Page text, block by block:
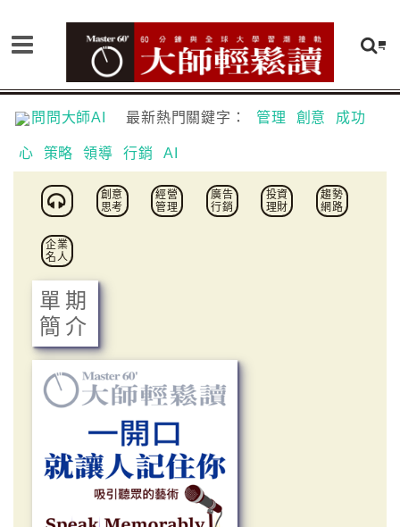
問問大師AI 最新熱門關鍵字： 管理 創意 成功
心 策略 領導 行銷 AI
創意
思考
經營
管理
廣告
行銷
投資
理財
趨勢
網路
企業
名人
單期
簡介